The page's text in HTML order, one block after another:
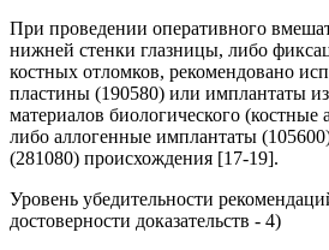
При проведении оперативного
нижней стенки глазницы, либо
костных отломков, рекомендовано
пластины (190580) или имплантаты
материалов биологического (костные
либо аллогенные имплантаты
(281080) происхождения [17-19].
Уровень убедительности
достоверности доказательств - 4)